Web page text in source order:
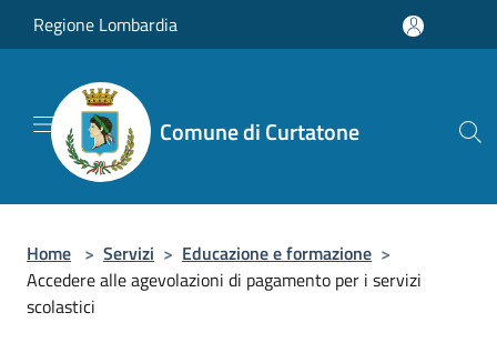
Salta al contenuto principale
Regione Lombardia
Comune di Curtatone
Home > Servizi > Educazione e formazione >
Accedere alle agevolazioni di pagamento per i servizi
scolastici